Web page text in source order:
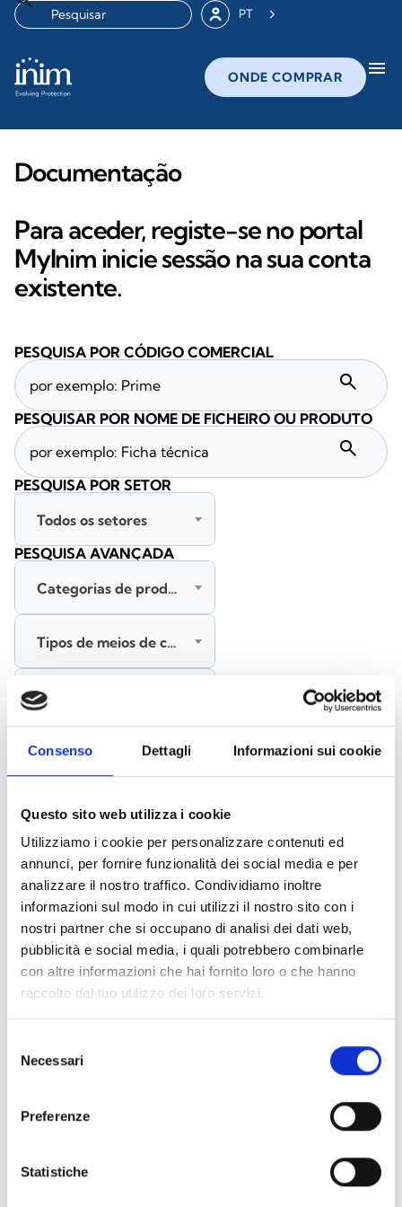
Consenso Dettagli Informazioni sui cookie
Questo sito web utilizza i cookie
Utilizziamo i cookie per personalizzare contenuti ed
annunci, per fornire funzionalità dei social media e per
analizzare il nostro traffico. Condividiamo inoltre
informazioni sul modo in cui utilizzi il nostro sito con i
nostri partner che si occupano di analisi dei dati web,
pubblicità e social media, i quali potrebbero combinarle
con altre informazioni che hai fornito loro o che hanno
raccolto dal tuo utilizzo dei loro servizi.
delNecessari
Preferenze
Statistiche
PT
ONDE COMPRAR menu
Documentação
Para aceder, registe-se no portal
MyInim inicie sessão na sua conta
existente.
Acessórios bases EB00 - Materiais(47)
Acessórios detetores Enea
Acessórios Senseware
Acessórios da Série Industrial
Documentos(6992)
Selecionar tudo
Inicie sessão antes de descarregar os conteúdos
através do íconelock
PESQUISA POR CÓDIGO COMERCIAL
search
PESQUISAR POR NOME DE FICHEIRO OU PRODUTO
search
PESQUISA POR SETOR
Todos os setores
PESQUISA AVANÇADA
Categorias de produtos
Tipos de meios de comunicação
Todas as línguas
LIMPAR FILTROS